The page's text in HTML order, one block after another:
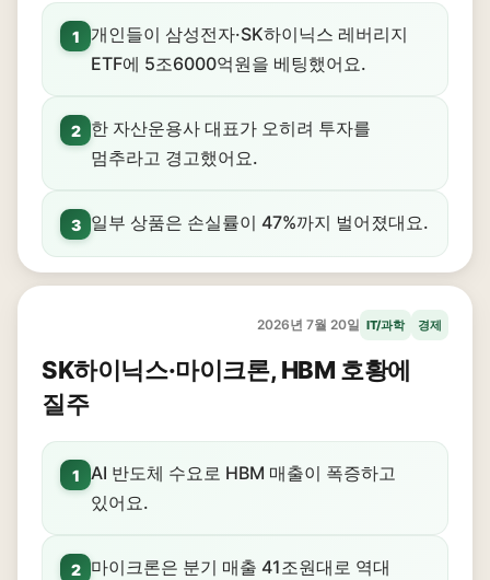
1
개인들이 삼성전자·SK하이닉스 레버리지
ETF에 5조6000억원을 베팅했어요.
2
한 자산운용사 대표가 오히려 투자를
멈추라고 경고했어요.
3 일부 상품은 손실률이 47%까지 벌어졌대요.
2026년 7월 20일 IT/과학 경제
SK하이닉스·마이크론, HBM 호황에
질주
1
AI 반도체 수요로 HBM 매출이 폭증하고
있어요.
2
마이크론은 분기 매출 41조원대로 역대